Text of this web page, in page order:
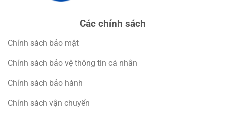
Các chính sách
Chính sách bảo mật
Chính sách bảo vệ thông tin cá nhân
Chính sách bảo hành
Chính sách vận chuyển